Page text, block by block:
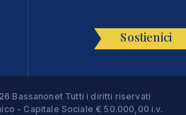
Sostienici
Bassanonet Tutti i diritti riservati
- Capitale Sociale € 50.000,00 i.v.